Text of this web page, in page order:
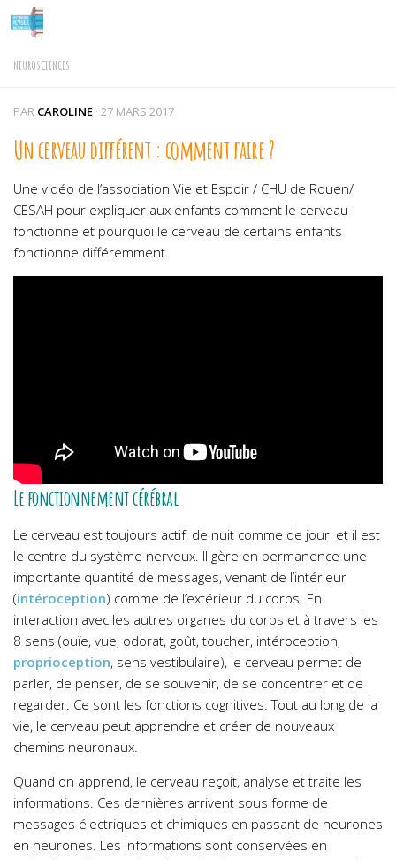
Skip to content
NEUROSCIENCES
PAR CAROLINE · 27 MARS 2017
Un cerveau différent : comment faire ?
Une vidéo de l’association Vie et Espoir / CHU de Rouen/
CESAH pour expliquer aux enfants comment le cerveau
fonctionne et pourquoi le cerveau de certains enfants
fonctionne différemment.
Le fonctionnement cérébral
Le cerveau est toujours actif, de nuit comme de jour, et il est
le centre du système nerveux. Il gère en permanence une
importante quantité de messages, venant de l’intérieur
(intéroception) comme de l’extérieur du corps. En
interaction avec les autres organes du corps et à travers les
8 sens (ouïe, vue, odorat, goût, toucher, intéroception,
proprioception, sens vestibulaire), le cerveau permet de
parler, de penser, de se souvenir, de se concentrer et de
regarder. Ce sont les fonctions cognitives. Tout au long de la
vie, le cerveau peut apprendre et créer de nouveaux
chemins neuronaux.
Quand on apprend, le cerveau reçoit, analyse et traite les
informations. Ces dernières arrivent sous forme de
messages électriques et chimiques en passant de neurones
en neurones. Les informations sont conservées en